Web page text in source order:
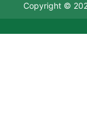
Copyright ©